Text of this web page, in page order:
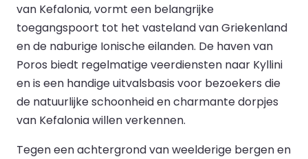
van Kefalonia, vormt een belangrijke
toegangspoort tot het vasteland van Griekenland
en de naburige Ionische eilanden. De haven van
Poros biedt regelmatige veerdiensten naar Kyllini
en is een handige uitvalsbasis voor bezoekers die
de natuurlijke schoonheid en charmante dorpjes
van Kefalonia willen verkennen.
Tegen een achtergrond van weelderige bergen en